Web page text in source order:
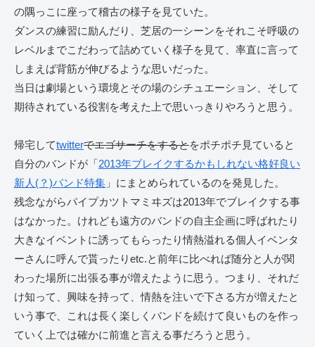
の隅っこに座って稽古の様子を見ていた。
ダンスの練習に励んだり、芝居の一シーンをそれこそ呼吸の
レベルまでこだわって詰めていく様子を見て、率直に言って
しまえば背筋が伸びるような思いだった。
当日は劇場という環境とその場のシチュエーション、そして
期待されている役割を考えた上で思いっきりやろうと思う。
帰宅してtwitterでエゴサーチをするとをポチポチ見ていると
自分のバンドが「2013年ブレイクするかもしれない格好良い
新人(？)バンド特集 」にまとめられているのを発見した。
残念ながらパイプカツトマミヰズは2013年でブレイクする事
はなかった。けれども遠方のバンドの自主企画に呼ばれたり
大きなイベントに誘ってもらったり情熱溢れる個人イベンタ
ーさんに呼んで貰ったりetc.と前年に比べれば随分と人が関
わった場所に出張る事が増えたように思う。つまり、それだ
け知って、興味を持って、情熱を注いで下さる方が増えたと
いう事で、これは長く楽しくバンドを続けて良いものを作っ
ていく上では確かに前進と言える事だろうと思う。